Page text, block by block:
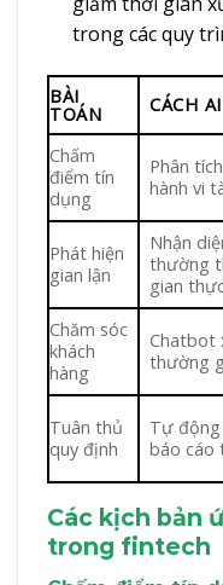
trong các quy
BÀI
TOÁN CÁCH
Chấm
điểm tín
dụng
Phân
hành vi
Phát hiện
gian lận
Nhận
thường
gian
Chăm sóc
khách
hàng
Chatbot
thường
Tuân thủ
quy định
Tự động
báo cáo
Các kịch bản
trong fintech